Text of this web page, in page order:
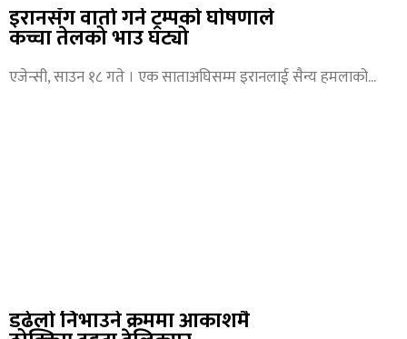
इरानसँग वार्ता गर्ने ट्रम्पको घोषणाले
कच्चा तेलको भाउ घट्यो
एजेन्सी, साउन १८ गते । एक साताअघिसम्म इरानलाई सैन्य हमलाको
डढेलो निभाउने क्रममा आकाशमै